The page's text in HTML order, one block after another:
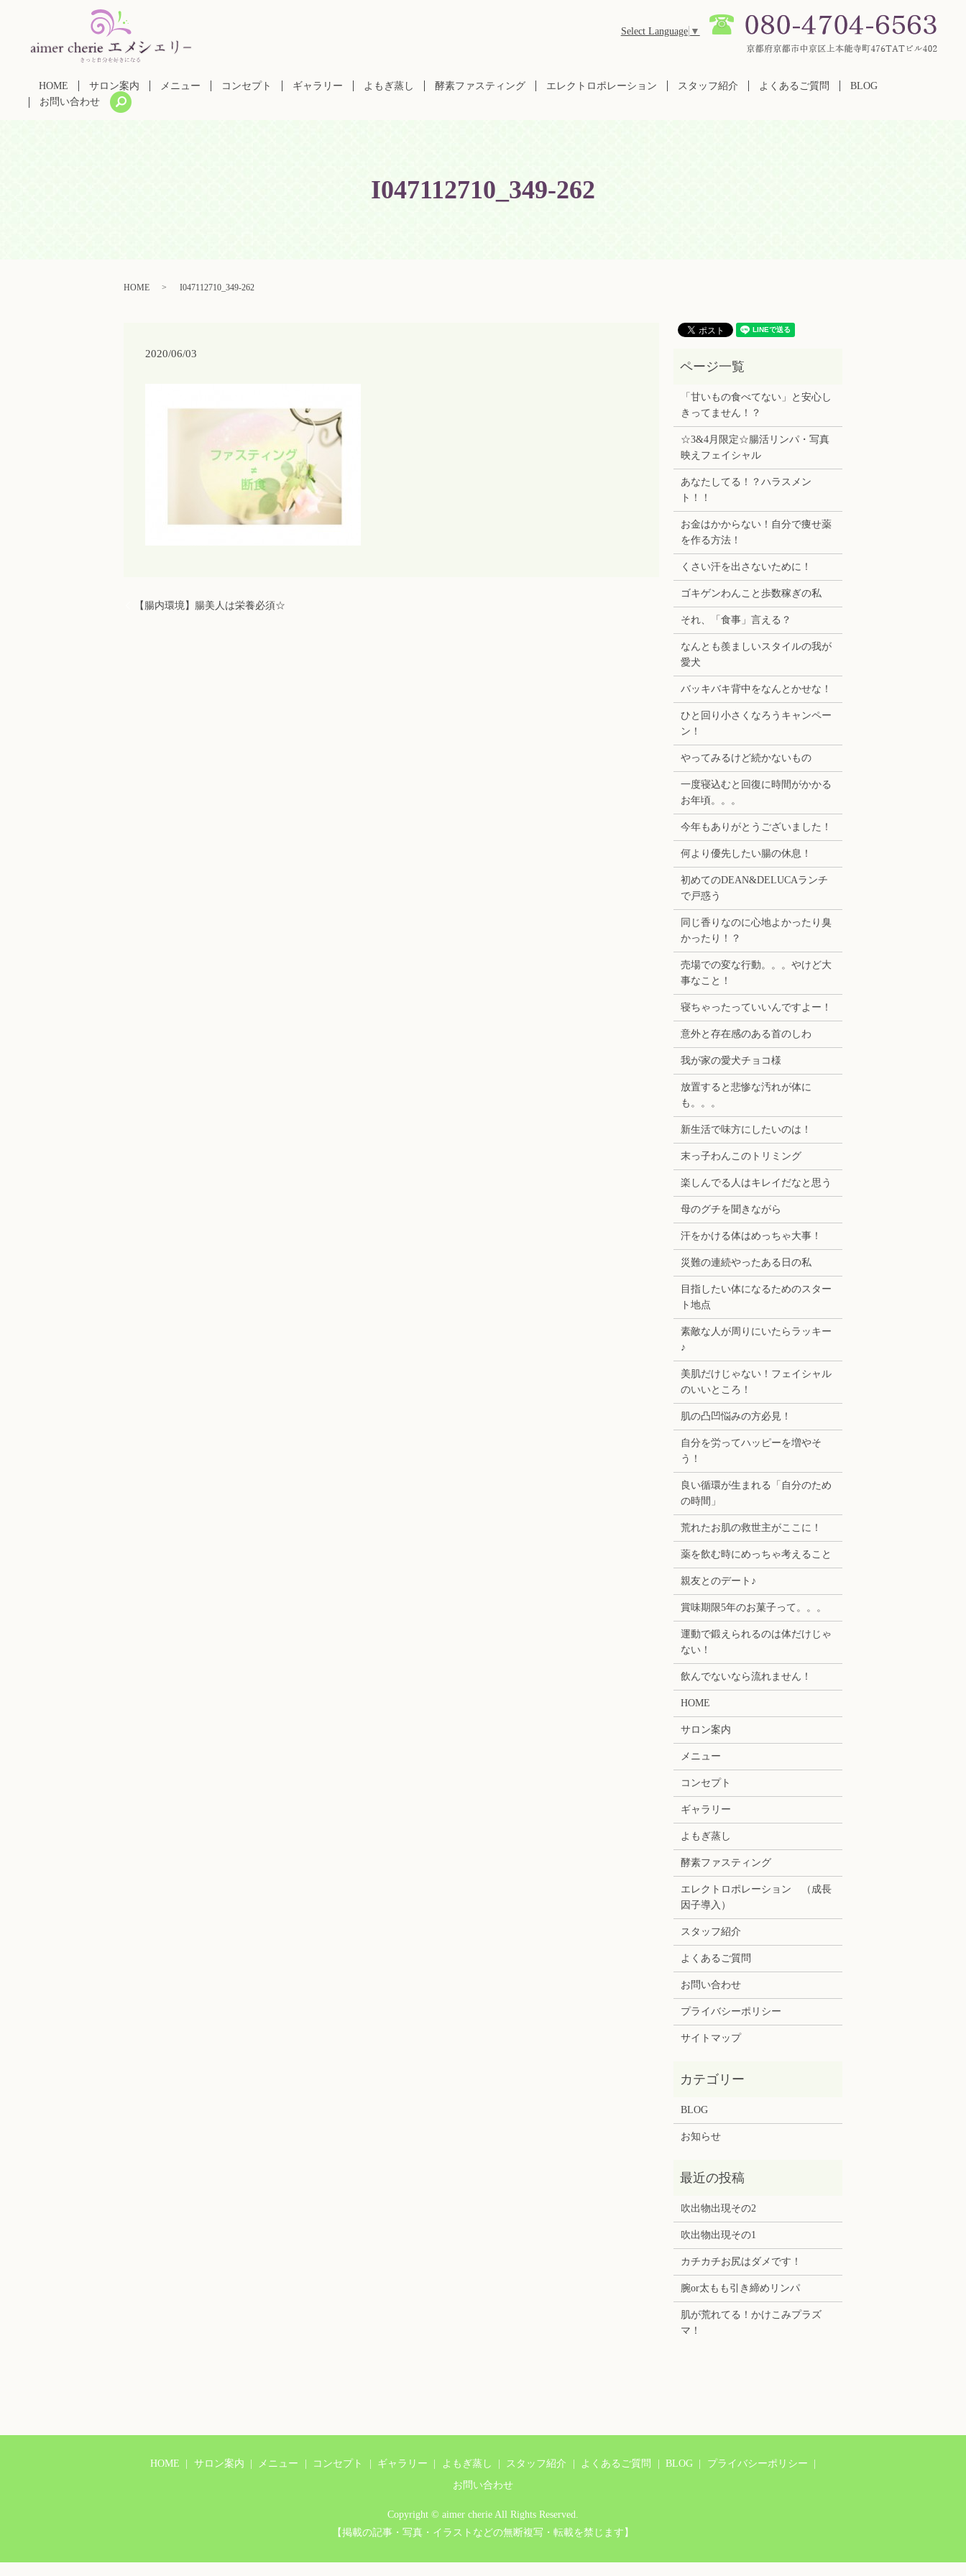
Select Language ▼
HOME サロン案内 メニュー コンセプト ギャラリー よもぎ蒸し 酵素ファスティング エレクトロポレーション スタッフ紹介 よくあるご質問
BLOG
お問い合わせ
I047112710_349-262
HOME I047112710_349-262
2020/06/03
【腸内環境】腸美人は栄養必須☆
「甘いもの食べてない」と安心し
きってません！？
☆3&4月限定☆腸活リンパ・写真
映えフェイシャル
あなたしてる！？ハラスメン
ト！！
お金はかからない！自分で痩せ薬
を作る方法！
くさい汗を出さないために！
ゴキゲンわんこと歩数稼ぎの私
それ、「食事」言える？
なんとも羨ましいスタイルの我が
愛犬
バッキバキ背中をなんとかせな！
ひと回り小さくなろうキャンペー
ン！
やってみるけど続かないもの
一度寝込むと回復に時間がかかる
お年頃。。。
今年もありがとうございました！
何より優先したい腸の休息！
初めてのDEAN&DELUCAランチ
で戸惑う
同じ香りなのに心地よかったり臭
かったり！？
売場での変な行動。。。やけど大
事なこと！
寝ちゃったっていいんですよー！
意外と存在感のある首のしわ
我が家の愛犬チョコ様
放置すると悲惨な汚れが体に
も。。。
新生活で味方にしたいのは！
末っ子わんこのトリミング
楽しんでる人はキレイだなと思う
母のグチを聞きながら
汗をかける体はめっちゃ大事！
災難の連続やったある日の私
目指したい体になるためのスター
ト地点
素敵な人が周りにいたらラッキー
♪
美肌だけじゃない！フェイシャル
のいいところ！
肌の凸凹悩みの方必見！
自分を労ってハッピーを増やそ
う！
良い循環が生まれる「自分のため
の時間」
荒れたお肌の救世主がここに！
薬を飲む時にめっちゃ考えること
親友とのデート♪
賞味期限5年のお菓子って。。。
運動で鍛えられるのは体だけじゃ
ない！
飲んでないなら流れません！
HOME
サロン案内
メニュー
コンセプト
ギャラリー
よもぎ蒸し
酵素ファスティング
エレクトロポレーション （成長
因子導入）
スタッフ紹介
よくあるご質問
お問い合わせ
プライバシーポリシー
サイトマップ
BLOG
お知らせ
吹出物出現その2
吹出物出現その1
カチカチお尻はダメです！
腕or太もも引き締めリンパ
肌が荒れてる！かけこみプラズ
マ！
HOME サロン案内 メニュー コンセプト ギャラリー よもぎ蒸し スタッフ紹介 よくあるご質問 BLOG
プライバシーポリシー
お問い合わせ
Copyright © aimer cherie All Rights Reserved.
【掲載の記事・写真・イラストなどの無断複写・転載を禁じます】